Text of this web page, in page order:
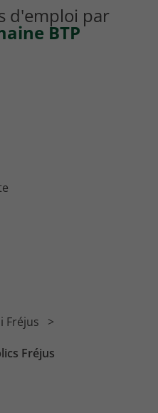
d'emploi par
BTP
Fréjus
Fréjus